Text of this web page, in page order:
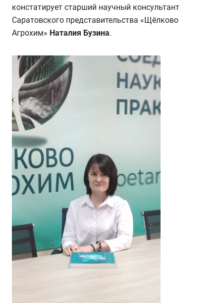
констатирует старший научный консультант
Саратовского представительства «Щёлково
Агрохим» Наталия Бузина.